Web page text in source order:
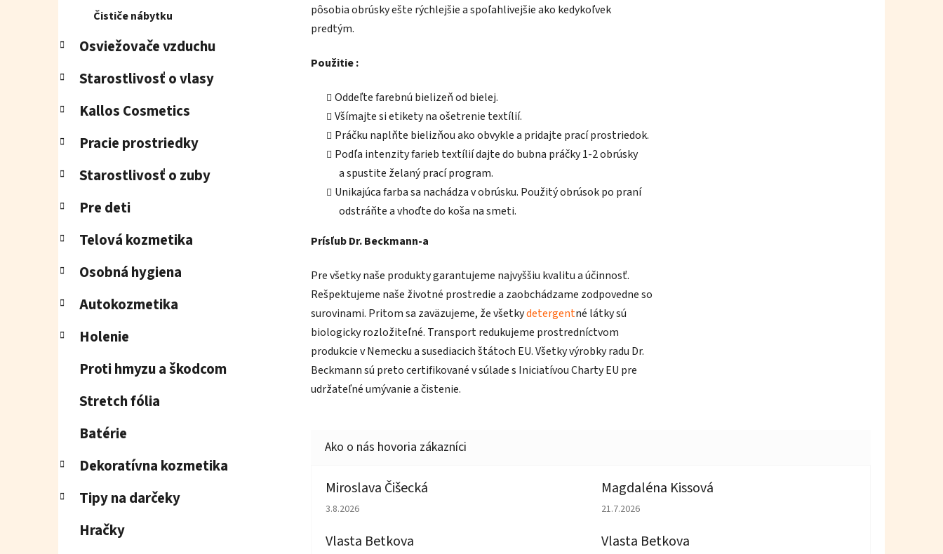
Čističe nábytku
Osviežovače vzduchu
Starostlivosť o vlasy
Kallos Cosmetics
Pracie prostriedky
Starostlivosť o zuby
Pre deti
Telová kozmetika
Osobná hygiena
Autokozmetika
Holenie
Proti hmyzu a škodcom
Stretch fólia
Batérie
Dekoratívna kozmetika
Tipy na darčeky
Hračky
pôsobia obrúsky ešte rýchlejšie a spoľahlivejšie ako kedykoľvek
predtým.
Použitie :
Oddeľte farebnú bielizeň od bielej.
Všímajte si etikety na ošetrenie textílií.
Práčku naplňte bielizňou ako obvykle a pridajte prací prostriedok.
Podľa intenzity farieb textílií dajte do bubna práčky 1-2 obrúsky
a spustite želaný prací program.
Unikajúca farba sa nachádza v obrúsku. Použitý obrúsok po praní
odstráňte a vhoďte do koša na smeti.
Prísľub Dr. Beckmann-a
Pre všetky naše produkty garantujeme najvyššiu kvalitu a účinnosť.
Rešpektujeme naše životné prostredie a zaobchádzame zodpovedne so
surovinami. Pritom sa zaväzujeme, že všetkydetergentné látky sú
biologicky rozložiteľné. Transport redukujeme prostredníctvom
produkcie v Nemecku a susediacich štátoch EU. Všetky výrobky radu Dr.
Beckmann sú preto certifikované v súlade s Iniciatívou Charty EU pre
udržateľné umývanie a čistenie.
Miroslava Čišecká
Hodnotenie obchodu je 1 z 5 hviezdičiek.
3.8.2026
Magdaléna Kissová
Hodnotenie obchodu je 5 z 5 hviezdičiek.
21.7.2026
Vlasta Betkova Vlasta Betkova